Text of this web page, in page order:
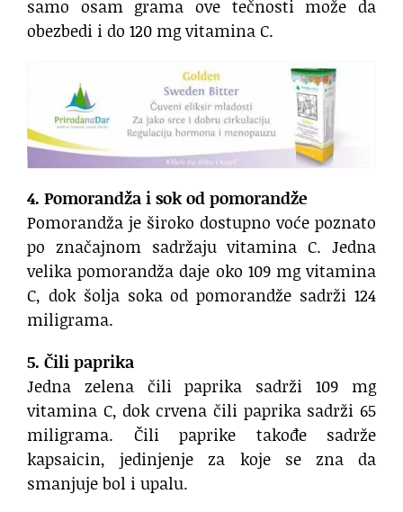
samo osam grama ove tečnosti može da
obezbedi i do 120 mg vitamina C.
4. Pomorandža i sok od pomorandže
Pomorandža je široko dostupno voće poznato
po značajnom sadržaju vitamina C. Jedna
velika pomorandža daje oko 109 mg vitamina
C, dok šolja soka od pomorandže sadrži 124
miligrama.
5. Čili paprika
Jedna zelena čili paprika sadrži 109 mg
vitamina C, dok crvena čili paprika sadrži 65
miligrama. Čili paprike takođe sadrže
kapsaicin, jedinjenje za koje se zna da
smanjuje bol i upalu.